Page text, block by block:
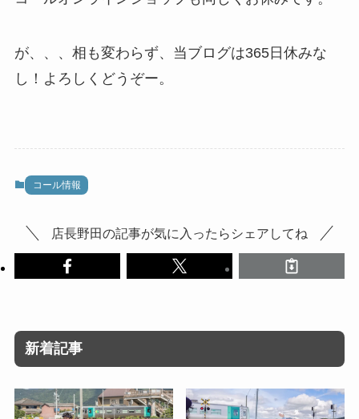
が、、、相も変わらず、当ブログは365日休みな
し！よろしくどうぞー。
コール情報
店長野田の記事が気に入ったらシェアしてね
新着記事